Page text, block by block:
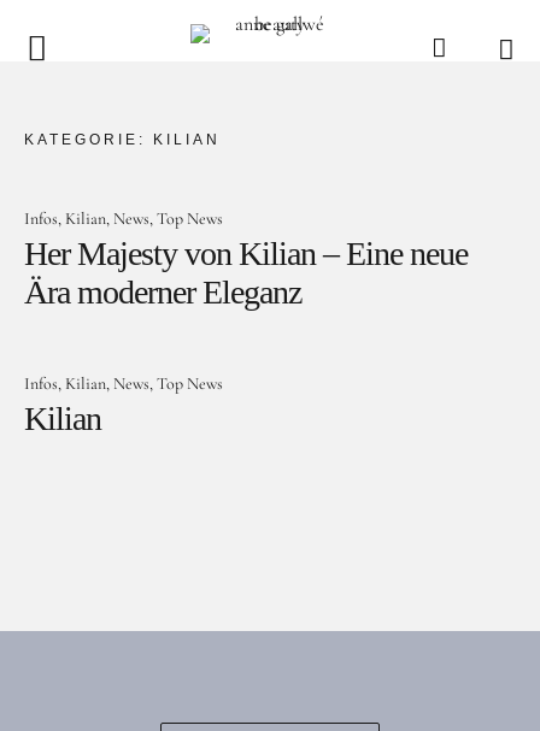
Düfte
Pflege
weitere Marken im Ladenlokal
KATEGORIE: KILIAN
Infos Kilian News Top News
Her Majesty von Kilian – Eine neue
Ära moderner Eleganz
Infos Kilian News Top News
Kilian